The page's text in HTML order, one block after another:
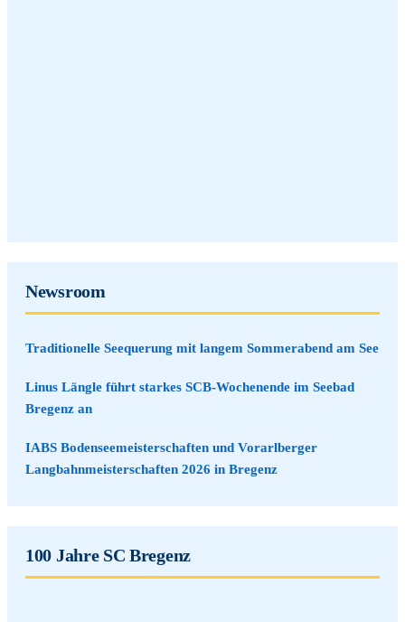
Newsroom
Traditionelle Seequerung mit langem Sommerabend am See
Linus Längle führt starkes SCB-Wochenende im Seebad
Bregenz an
IABS Bodenseemeisterschaften und Vorarlberger
Langbahnmeisterschaften 2026 in Bregenz
100 Jahre SC Bregenz